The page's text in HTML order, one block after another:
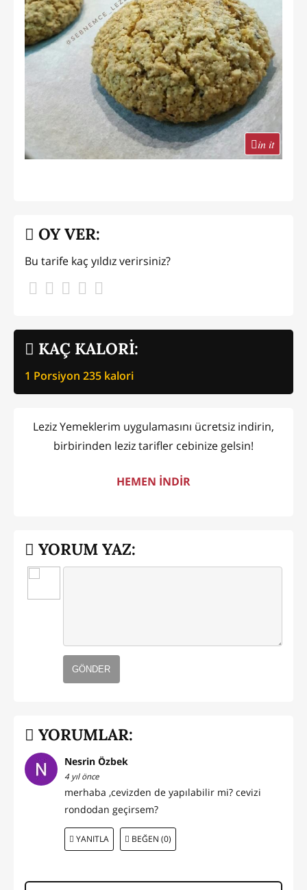
in it
KAÇ KALORİ:
1 Porsiyon 235 kalori
OY VER:
Bu tarife kaç yıldız verirsiniz?
Leziz Yemeklerim uygulamasını ücretsiz indirin,
birbirinden leziz tarifler cebinize gelsin!
HEMEN İNDİR
YORUM YAZ:
GÖNDER
YORUMLAR:
Nesrin Özbek
4 yıl önce
merhaba ,cevizden de yapılabilir mi? cevizi
rondodan geçirsem?
YANITLA BEĞEN (0)